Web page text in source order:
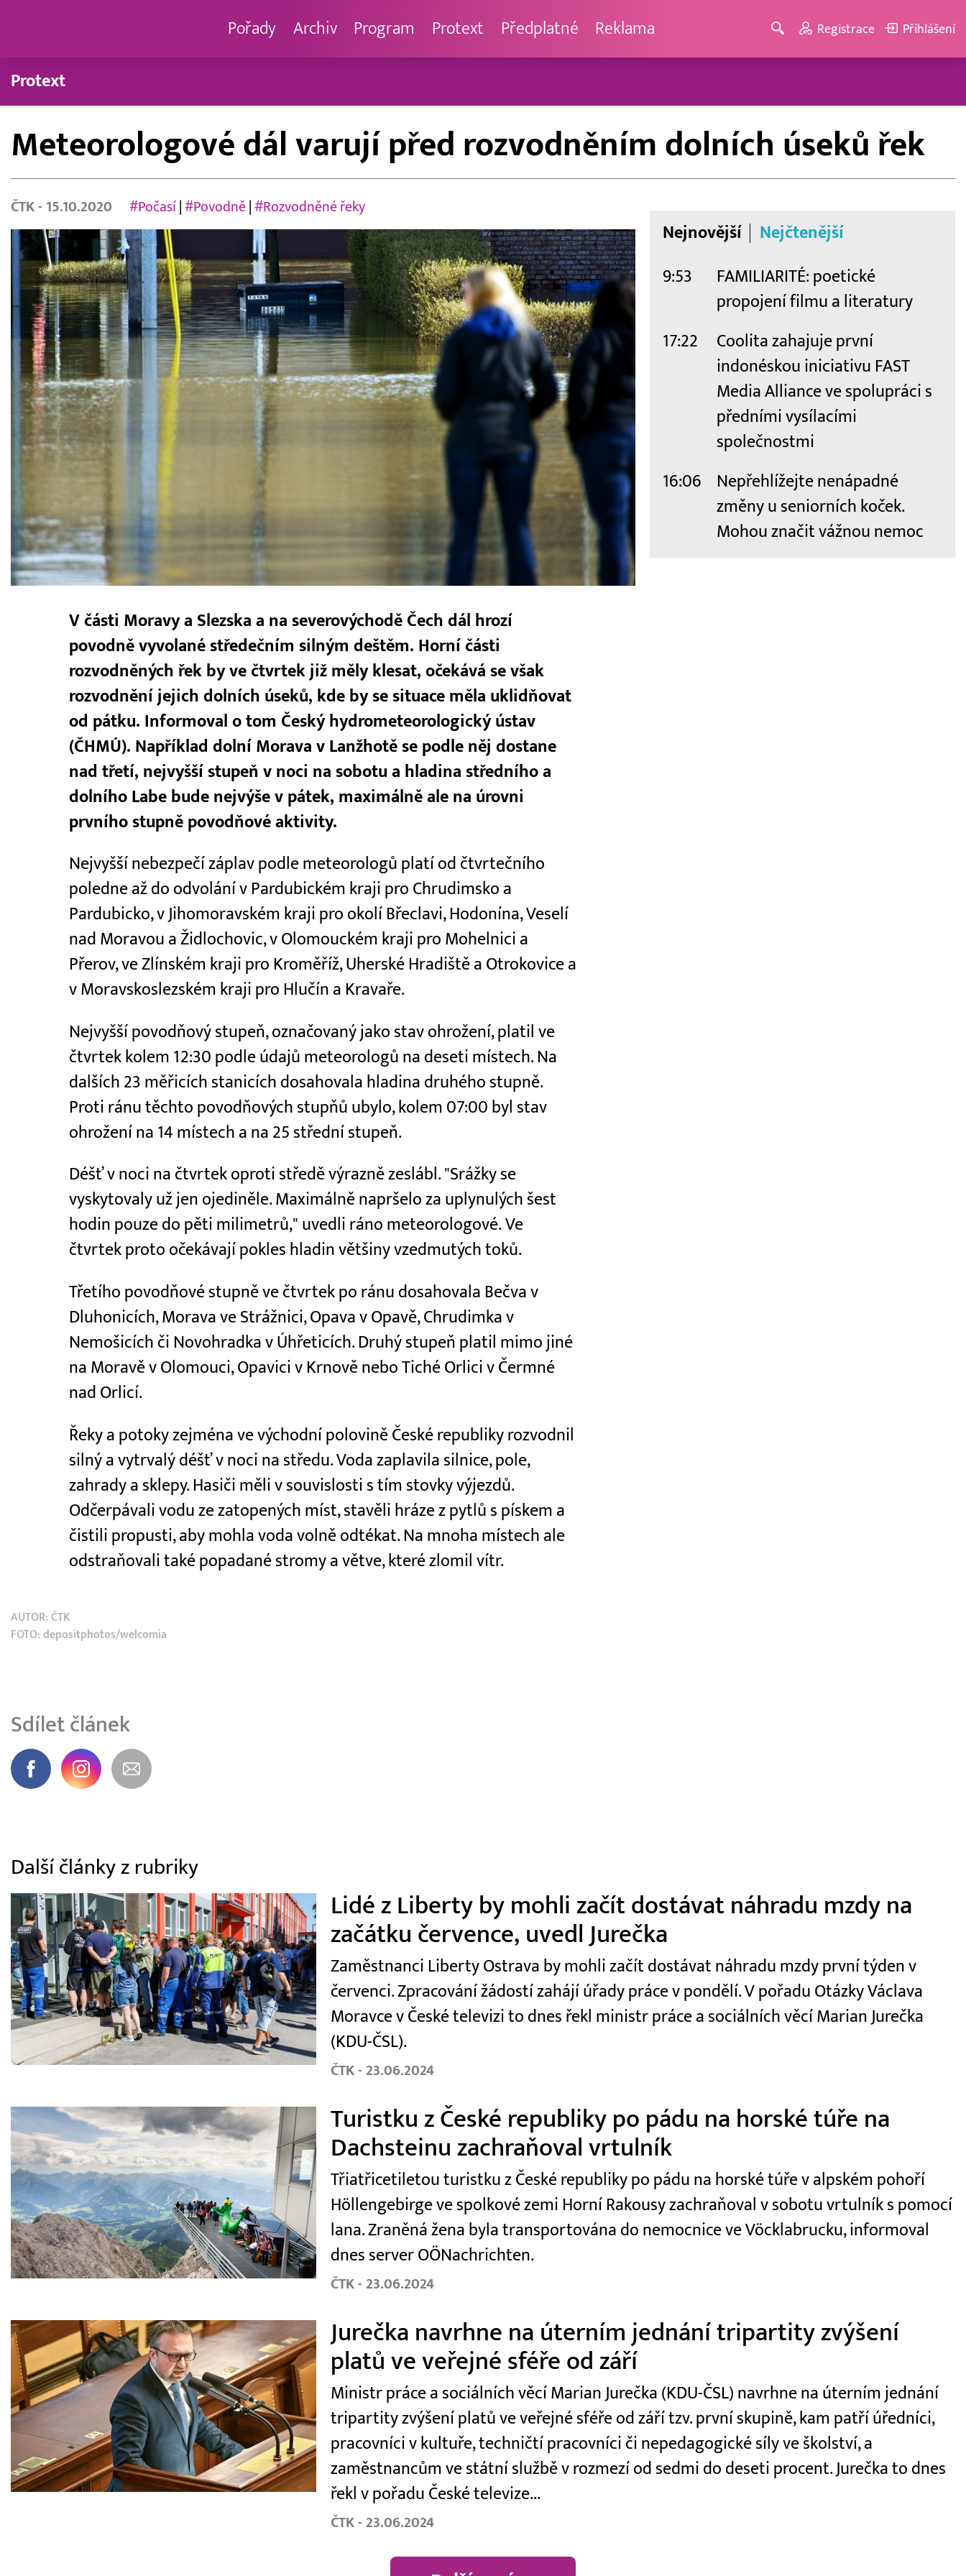
Pořady Archiv Program Protext Předplatné Reklama Registrace Přihlášení
Protext
Meteorologové dál varují před rozvodněním dolních úseků řek
ČTK - 15.10.2020 #Počasí| #Povodně| #Rozvodněné řeky
V části Moravy a Slezska a na severovýchodě Čech dál hrozí
povodně vyvolané středečním silným deštěm. Horní části
rozvodněných řek by ve čtvrtek již měly klesat, očekává se však
rozvodnění jejich dolních úseků, kde by se situace měla uklidňovat
od pátku. Informoval o tom Český hydrometeorologický ústav
(ČHMÚ). Například dolní Morava v Lanžhotě se podle něj dostane
nad třetí, nejvyšší stupeň v noci na sobotu a hladina středního a
dolního Labe bude nejvýše v pátek, maximálně ale na úrovni
prvního stupně povodňové aktivity.
Nejvyšší nebezpečí záplav podle meteorologů platí od čtvrtečního
poledne až do odvolání v Pardubickém kraji pro Chrudimsko a
Pardubicko, v Jihomoravském kraji pro okolí Břeclavi, Hodonína, Veselí
nad Moravou a Židlochovic, v Olomouckém kraji pro Mohelnici a
Přerov, ve Zlínském kraji pro Kroměříž, Uherské Hradiště a Otrokovice a
v Moravskoslezském kraji pro Hlučín a Kravaře.
Nejvyšší povodňový stupeň, označovaný jako stav ohrožení, platil ve
čtvrtek kolem 12:30 podle údajů meteorologů na deseti místech. Na
dalších 23 měřicích stanicích dosahovala hladina druhého stupně.
Proti ránu těchto povodňových stupňů ubylo, kolem 07:00 byl stav
ohrožení na 14 místech a na 25 střední stupeň.
Déšť v noci na čtvrtek oproti středě výrazně zeslábl. "Srážky se
vyskytovaly už jen ojediněle. Maximálně napršelo za uplynulých šest
hodin pouze do pěti milimetrů," uvedli ráno meteorologové. Ve
čtvrtek proto očekávají pokles hladin většiny vzedmutých toků.
Třetího povodňové stupně ve čtvrtek po ránu dosahovala Bečva v
Dluhonicích, Morava ve Strážnici, Opava v Opavě, Chrudimka v
Nemošicích či Novohradka v Úhřeticích. Druhý stupeň platil mimo jiné
na Moravě v Olomouci, Opavici v Krnově nebo Tiché Orlici v Čermné
nad Orlicí.
Řeky a potoky zejména ve východní polovině České republiky rozvodnil
silný a vytrvalý déšť v noci na středu. Voda zaplavila silnice, pole,
zahrady a sklepy. Hasiči měli v souvislosti s tím stovky výjezdů.
Odčerpávali vodu ze zatopených míst, stavěli hráze z pytlů s pískem a
čistili propusti, aby mohla voda volně odtékat. Na mnoha místech ale
odstraňovali také popadané stromy a větve, které zlomil vítr.
AUTOR: ČTK
FOTO: depositphotos/welcomia
Sdílet článek
Nejnovější Nejčtenější
9:53
FAMILIARITÉ: poetické
propojení filmu a literatury
17:22
Coolita zahajuje první
indonéskou iniciativu FAST
Media Alliance ve spolupráci s
předními vysílacími
společnostmi
16:06
Nepřehlížejte nenápadné
změny u seniorních koček.
Mohou značit vážnou nemoc
Další články z rubriky
Lidé z Liberty by mohli začít dostávat náhradu mzdy na
začátku července, uvedl Jurečka
Zaměstnanci Liberty Ostrava by mohli začít dostávat náhradu mzdy první týden v
červenci. Zpracování žádostí zahájí úřady práce v pondělí. V pořadu Otázky Václava
Moravce v České televizi to dnes řekl ministr práce a sociálních věcí Marian Jurečka
(KDU-ČSL).
ČTK - 23.06.2024
Turistku z České republiky po pádu na horské túře na
Dachsteinu zachraňoval vrtulník
Třiatřicetiletou turistku z České republiky po pádu na horské túře v alpském pohoří
Höllengebirge ve spolkové zemi Horní Rakousy zachraňoval v sobotu vrtulník s pomocí
lana. Zraněná žena byla transportována do nemocnice ve Vöcklabrucku, informoval
dnes server OÖNachrichten.
ČTK - 23.06.2024
Jurečka navrhne na úterním jednání tripartity zvýšení
platů ve veřejné sféře od září
Ministr práce a sociálních věcí Marian Jurečka (KDU-ČSL) navrhne na úterním jednání
tripartity zvýšení platů ve veřejné sféře od září tzv. první skupině, kam patří úředníci,
pracovníci v kultuře, techničtí pracovníci či nepedagogické síly ve školství, a
zaměstnancům ve státní službě v rozmezí od sedmi do deseti procent. Jurečka to dnes
řekl v pořadu České televize...
ČTK - 23.06.2024